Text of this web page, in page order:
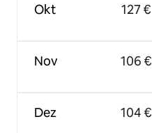
Okt
Nov
Dez
127 €
106 €
104 €